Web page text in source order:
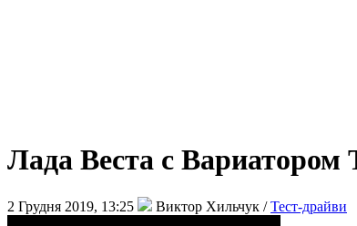
Лада Веста с
2 Грудня 2019, 13:25 Виктор Хильчук /Тест-драйви